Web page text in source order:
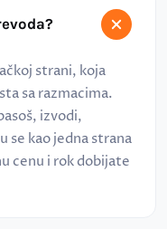
strani, koja
sa razmacima.
izvodi,
se kao jedna strana
cenu i rok dobijate